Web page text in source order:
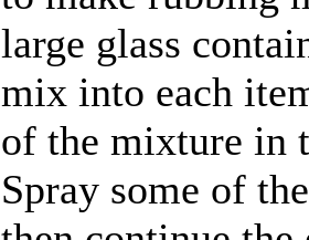
large glass
mix into each
of the mixture in
Spray some of